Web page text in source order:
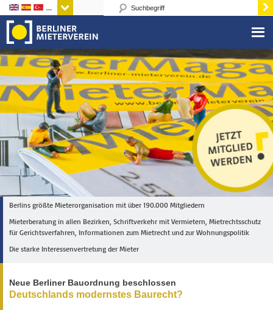
Sprachen
Berlins größte Mieterorganisation mit über 190.000 Mitgliedern
Mieterberatung in allen Bezirken, Schriftverkehr mit Vermietern, Mietrechtsschutz
für Gerichtsverfahren, Informationen zum Mietrecht und zur Wohnungspolitik
Die starke Interessenvertretung der Mieter
Neue Berliner Bauordnung beschlossen
Deutschlands modernstes Baurecht?